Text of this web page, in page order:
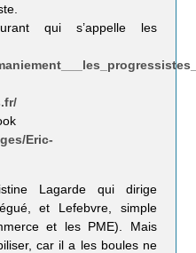
qui s’appelle les
Eric-
Lagarde qui dirige
et Lefebvre, simple
et les PME). Mais
car il a les boules ne